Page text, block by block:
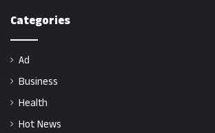
Categories
Ad
Business
Health
Hot News